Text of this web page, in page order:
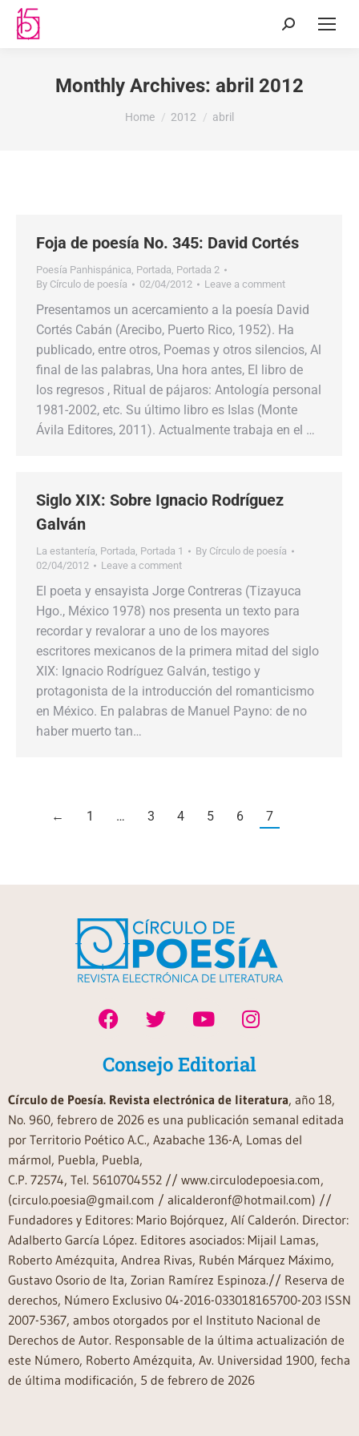
Monthly Archives: abril 2012
You are here:
Home 2012 abril
Foja de poesía No. 345: David Cortés
Poesía Panhispánica, Portada, Portada 2
By Círculo de poesía 02/04/2012 Leave a comment
Presentamos un acercamiento a la poesía David
Cortés Cabán (Arecibo, Puerto Rico, 1952). Ha
publicado, entre otros, Poemas y otros silencios, Al
final de las palabras, Una hora antes, El libro de
los regresos , Ritual de pájaros: Antología personal
1981-2002, etc. Su último libro es Islas (Monte
Ávila Editores, 2011). Actualmente trabaja en el …
Siglo XIX: Sobre Ignacio Rodríguez
Galván
La estantería, Portada, Portada 1 By Círculo de poesía
02/04/2012
Leave a comment
El poeta y ensayista Jorge Contreras (Tizayuca
Hgo., México 1978) nos presenta un texto para
recordar y revalorar a uno de los mayores
escritores mexicanos de la primera mitad del siglo
XIX: Ignacio Rodríguez Galván, testigo y
protagonista de la introducción del romanticismo
en México. En palabras de Manuel Payno: de no
haber muerto tan…
← 1 … 3 4 5 6 7
Consejo Editorial
Círculo de Poesía. Revista electrónica de literatura, año 18,
No. 960, febrero de 2026 es una publicación semanal editada
por Territorio Poético A.C., Azabache 136-A, Lomas del
mármol, Puebla, Puebla,
C.P. 72574, Tel. 5610704552 // www.circulodepoesia.com,
(circulo.poesia@gmail.com / alicalderonf@hotmail.com) //
Fundadores y Editores: Mario Bojórquez, Alí Calderón. Director:
Adalberto García López. Editores asociados: Mijail Lamas,
Roberto Amézquita, Andrea Rivas, Rubén Márquez Máximo,
Gustavo Osorio de Ita, Zorian Ramírez Espinoza.// Reserva de
derechos, Número Exclusivo 04-2016-033018165700-203 ISSN
2007-5367, ambos otorgados por el Instituto Nacional de
Derechos de Autor. Responsable de la última actualización de
este Número, Roberto Amézquita, Av. Universidad 1900, fecha
de última modificación, 5 de febrero de 2026